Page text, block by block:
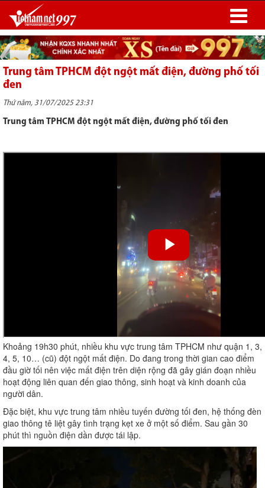
Trung tâm TPHCM đột ngột mất điện, đường phố tối
đen
Thứ năm, 31/07/2025 23:31
Trung tâm TPHCM đột ngột mất điện, đường phố tối đen
Khoảng 19h30 phút, nhiều khu vực trung tâm TPHCM như quận 1, 3,
4, 5, 10… (cũ) đột ngột mất điện. Do đang trong thời gian cao điểm
đầu giờ tối nên việc mất điện trên diện rộng đã gây gián đoạn nhiều
hoạt động liên quan đến giao thông, sinh hoạt và kinh doanh của
người dân.
Đặc biệt, khu vực trung tâm nhiều tuyến đường tối đen, hệ thống đèn
giao thông tê liệt gây tình trạng kẹt xe ở một số điểm. Sau gần 30
phút thì nguồn điện dần được tái lập.